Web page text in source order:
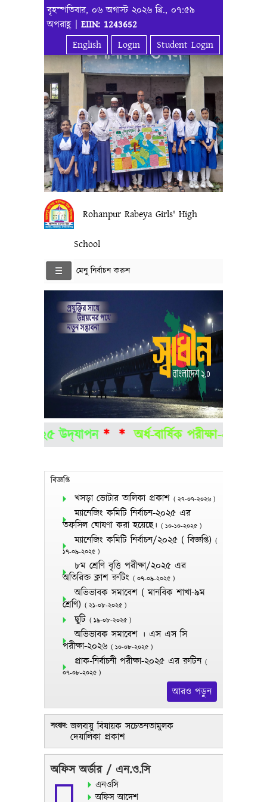
বৃহস্পতিবার, ০৬ অগাস্ট ২০২৬ খ্রি., ০৭:৫৯
অপরাহ্ণ | EIIN: 1243652
English
Login Student Login
Rohanpur Rabeya Girls' High
School
মেনু নির্বাচন করুন
২০২৫ উদ্‌যাপন* * অর্ধ-বার্ষিক পরীক্ষা-২০২৬ এর
বিজ্ঞপ্তি
খসড়া ভোটার তালিকা প্রকাশ ( ২৭-০৭-২০২৬ )
ম্যানেজিং কমিটি নির্বাচন-২০২৫ এর
তফসিল ঘোষণা করা হয়েছে। ( ১০-১০-২০২৫ )
ম্যানেজিং কমিটি নির্বাচন/২০২৫ ( বিজ্ঞপ্তি) (
১৭-০৯-২০২৫ )
৮ম শ্রেণি বৃত্তি পরীক্ষা/২০২৫ এর
অতিরিক্ত ক্লাশ রুটিং ( ০৭-০৯-২০২৫ )
অভিভাবক সমাবেশ ( মানবিক শাখা-৯ম
শ্রেণি) ( ২১-০৮-২০২৫ )
ছুটি ( ১৯-০৮-২০২৫ )
অভিভাবক সমাবেশ । এস এস সি
পরীক্ষা-২০২৬ ( ১০-০৮-২০২৫ )
প্রাক-নির্বাচনী পরীক্ষা-২০২৫ এর রুটিন (
০৭-০৮-২০২৫ )
আরও পড়ুন
সংবাদ: জলবায়ু বিষায়ক সচেতনতামুলক
দেয়ালিকা প্রকাশ
প্রাক-নির্বাচনী পরীক্ষা-২০২৫ এর
রুটিন
আগামী কাল ২০/০৮/২৫ তারিখ
অফিস অর্ডার / এন.ও.সি
এনওসি
অফিস আদেশ